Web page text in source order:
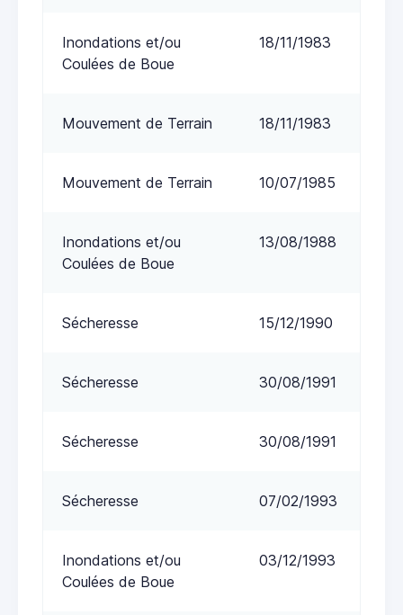
Inondations et/ou
Coulées de Boue
18/11/1983
Mouvement de Terrain 18/11/1983
Mouvement de Terrain 10/07/1985
Inondations et/ou
Coulées de Boue
13/08/1988
Sécheresse 15/12/1990
Sécheresse 30/08/1991
Sécheresse 30/08/1991
Sécheresse 07/02/1993
Inondations et/ou
Coulées de Boue
03/12/1993